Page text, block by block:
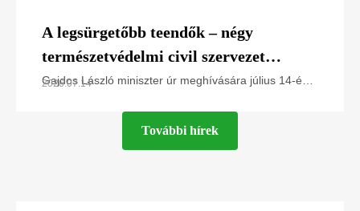
A legsürgetőbb teendők – négy
természetvédelmi civil szervezet
javaslatai Gajdos László miniszter úr
Gajdos László miniszter úr meghívására július 14-én
és a Greenpeace Magyarország, a Magyar
2026.07.14
További hírek